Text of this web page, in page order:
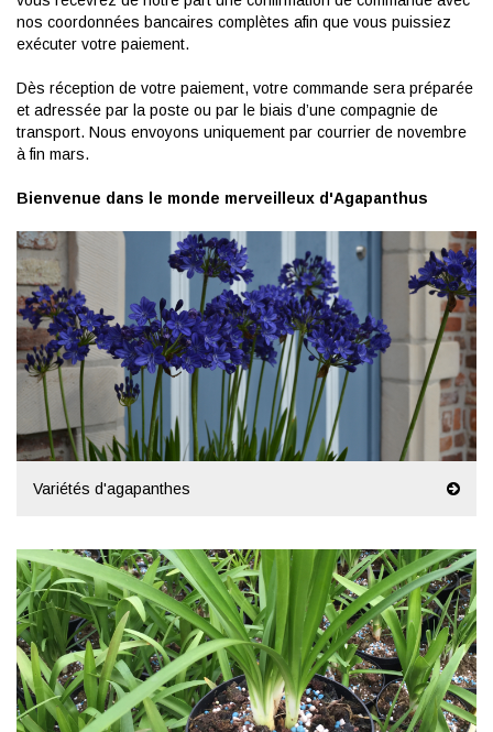
nos coordonnées bancaires complètes afin que vous puissiez
exécuter votre paiement.
Dès réception de votre paiement, votre commande sera préparée
et adressée par la poste ou par le biais d’une compagnie de
transport. Nous envoyons uniquement par courrier de novembre
à fin mars.
Bienvenue dans le monde merveilleux d'Agapanthus
Variétés d'agapanthes